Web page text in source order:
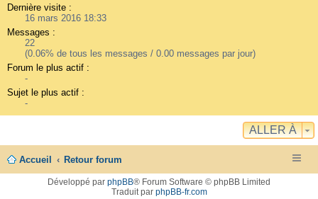
Dernière visite :
16 mars 2016 18:33
Messages :
22
(0.06% de tous les messages / 0.00 messages par jour)
Forum le plus actif :
-
Sujet le plus actif :
-
ALLER À
Accueil Retour forum
Développé par phpBB® Forum Software © phpBB Limited
Traduit par phpBB-fr.com